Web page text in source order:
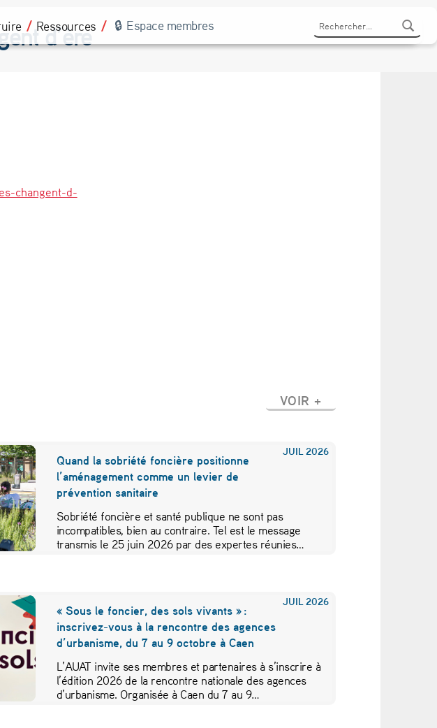
Ressources Espace membres
d’ère
changent-d-
VOIR +
JUIL 2026
Quand la sobriété foncière positionne
l’aménagement comme un levier de
prévention sanitaire
Sobriété foncière et santé publique ne sont pas
incompatibles, bien au contraire. Tel est le message
transmis le 25 juin 2026 par des expertes réunies…
JUIL 2026
« Sous le foncier, des sols vivants » :
inscrivez-vous à la rencontre des agences
d’urbanisme, du 7 au 9 octobre à Caen
L’AUAT invite ses membres et partenaires à s’inscrire à
l’édition 2026 de la rencontre nationale des agences
d’urbanisme. Organisée à Caen du 7 au 9…